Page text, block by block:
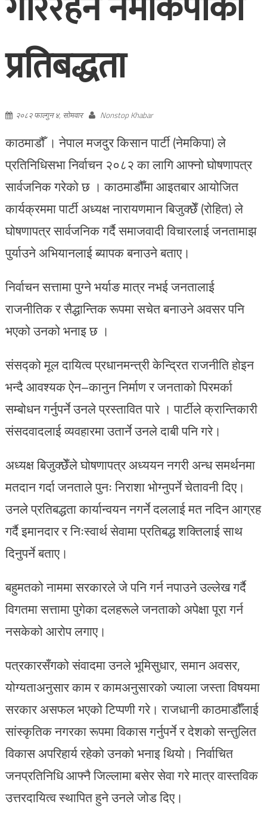
प्रतिबद्धता
२०८२ फाल्गुन ४, सोमवार Nonstop Khabar
काठमाडौँ । नेपाल मजदुर किसान पार्टी (नेमकिपा) ले
प्रतिनिधिसभा निर्वाचन २०८२ का लागि आफ्नो घोषणापत्र
सार्वजनिक गरेको छ । काठमाडौँमा आइतबार आयोजित
कार्यक्रममा पार्टी अध्यक्ष नारायणमान बिजुक्छेँ (रोहित) ले
घोषणापत्र सार्वजनिक गर्दै समाजवादी विचारलाई जनतामाझ
पुर्याउने अभियानलाई ब्यापक बनाउने बताए।
निर्वाचन सत्तामा पुग्ने भर्याङ मात्र नभई जनतालाई
राजनीतिक र सैद्धान्तिक रूपमा सचेत बनाउने अवसर पनि
भएको उनको भनाइ छ ।
संसद्को मूल दायित्व प्रधानमन्त्री केन्द्रित राजनीति होइन
भन्दै आवश्यक ऐन–कानुन निर्माण र जनताको पिरमर्का
सम्बोधन गर्नुपर्ने उनले प्रस्तावित पारे । पार्टीले क्रान्तिकारी
संसदवादलाई व्यवहारमा उतार्ने उनले दाबी पनि गरे।
अध्यक्ष बिजुक्छेँले घोषणापत्र अध्ययन नगरी अन्ध समर्थनमा
मतदान गर्दा जनताले पुनः निराशा भोग्नुपर्ने चेतावनी दिए।
उनले प्रतिबद्धता कार्यान्वयन नगर्ने दललाई मत नदिन आग्रह
गर्दै इमानदार र निःस्वार्थ सेवामा प्रतिबद्ध शक्तिलाई साथ
दिनुपर्ने बताए।
बहुमतको नाममा सरकारले जे पनि गर्न नपाउने उल्लेख गर्दै
विगतमा सत्तामा पुगेका दलहरूले जनताको अपेक्षा पूरा गर्न
नसकेको आरोप लगाए।
पत्रकारसँगको संवादमा उनले भूमिसुधार, समान अवसर,
योग्यताअनुसार काम र कामअनुसारको ज्याला जस्ता विषयमा
सरकार असफल भएको टिप्पणी गरे। राजधानी काठमाडौँलाई
सांस्कृतिक नगरका रूपमा विकास गर्नुपर्ने र देशको सन्तुलित
विकास अपरिहार्य रहेको उनको भनाइ थियो। निर्वाचित
जनप्रतिनिधि आफ्नै जिल्लामा बसेर सेवा गरे मात्र वास्तविक
उत्तरदायित्व स्थापित हुने उनले जोड दिए।